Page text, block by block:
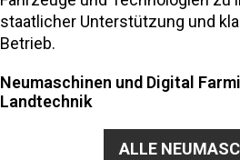
staatlicher Unterstützung und
Betrieb.
Neumaschinen und Digital
Landtechnik
ALLE